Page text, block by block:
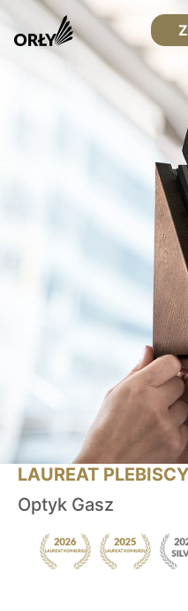
LAUREAT
Optyk Gasz